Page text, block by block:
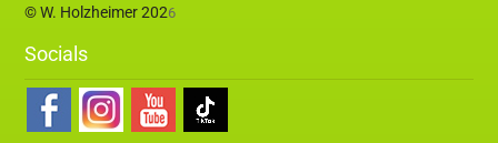
© W. Holzheimer 2026
Socials